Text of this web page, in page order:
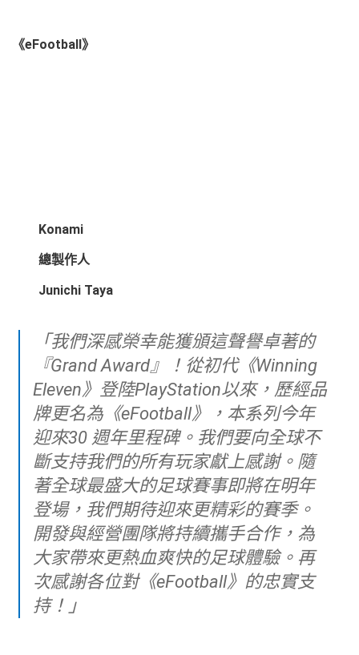
《eFootball》
Konami
總製作人
Junichi Taya
「我們深感榮幸能獲頒這聲譽卓著的
『Grand Award』！從初代《Winning
Eleven》登陸PlayStation以來，歷經品
牌更名為《eFootball》，本系列今年
迎來30 週年里程碑。我們要向全球不
斷支持我們的所有玩家獻上感謝。隨
著全球最盛大的足球賽事即將在明年
登場，我們期待迎來更精彩的賽季。
開發與經營團隊將持續攜手合作，為
大家帶來更熱血爽快的足球體驗。再
次感謝各位對《eFootball》的忠實支
持！」